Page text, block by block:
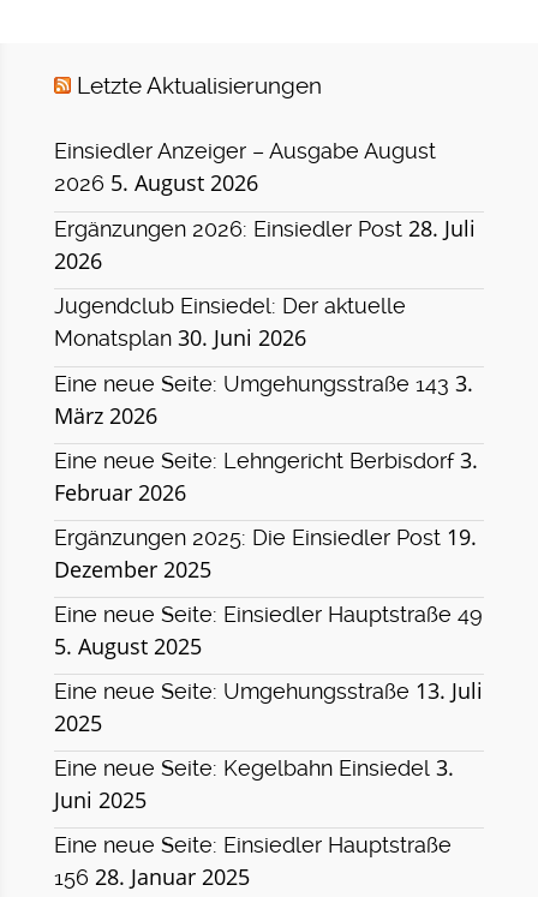
Letzte Aktualisierungen
Einsiedler Anzeiger – Ausgabe August
2026 5. August 2026
Ergänzungen 2026: Einsiedler Post 28. Juli
2026
Jugendclub Einsiedel: Der aktuelle
Monatsplan 30. Juni 2026
Eine neue Seite: Umgehungsstraße 143 3.
März 2026
Eine neue Seite: Lehngericht Berbisdorf 3.
Februar 2026
Ergänzungen 2025: Die Einsiedler Post 19.
Dezember 2025
Eine neue Seite: Einsiedler Hauptstraße 49
5. August 2025
Eine neue Seite: Umgehungsstraße 13. Juli
2025
Eine neue Seite: Kegelbahn Einsiedel 3.
Juni 2025
Eine neue Seite: Einsiedler Hauptstraße
156 28. Januar 2025